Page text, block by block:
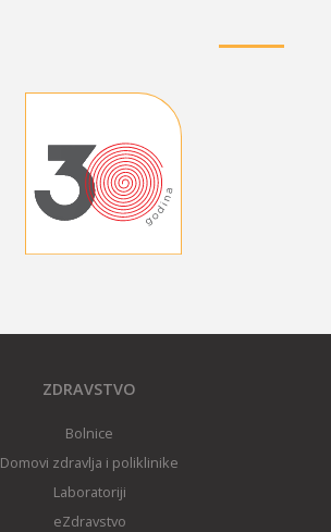
ZDRAVSTVO
Bolnice
Domovi zdravlja i poliklinike
Laboratoriji
eZdravstvo